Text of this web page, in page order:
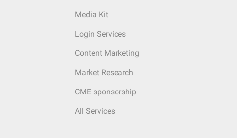
Media Kit
Login Services
Content Marketing
Market Research
CME sponsorship
All Services